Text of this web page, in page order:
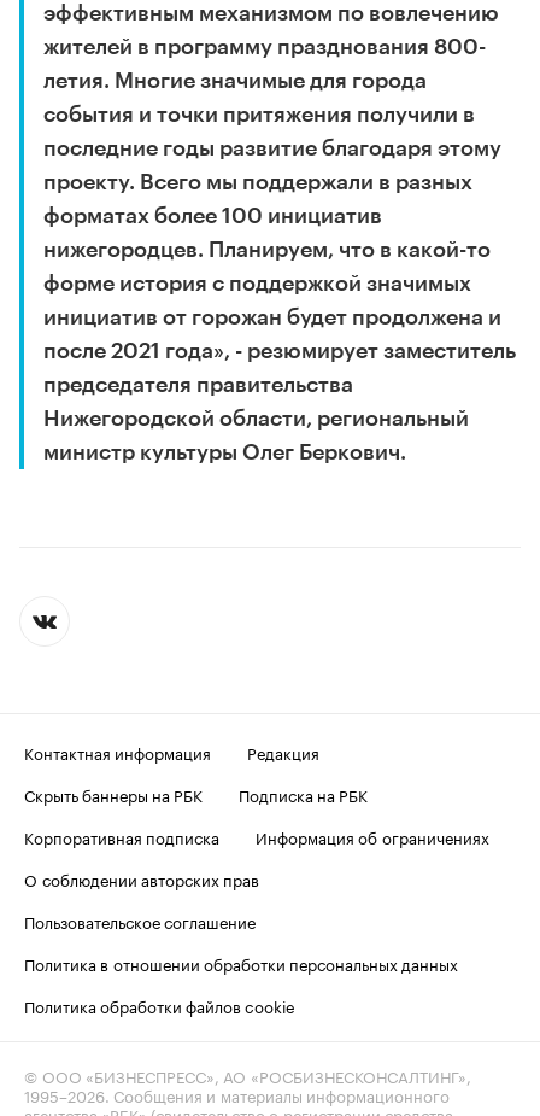
эффективным механизмом по вовлечению
жителей в программу празднования 800-
летия. Многие значимые для города
события и точки притяжения получили в
последние годы развитие благодаря этому
проекту. Всего мы поддержали в разных
форматах более 100 инициатив
нижегородцев. Планируем, что в какой-то
форме история с поддержкой значимых
инициатив от горожан будет продолжена и
после 2021 года», - резюмирует заместитель
председателя правительства
Нижегородской области, региональный
министр культуры Олег Беркович.
Контактная информация
Редакция
Скрыть баннеры на РБК
Подписка на РБК
Корпоративная подписка
Информация об ограничениях
О соблюдении авторских прав
Пользовательское соглашение
Политика в отношении обработки персональных данных
Политика обработки файлов cookie
© ООО «БИЗНЕСПРЕСС», АО «РОСБИЗНЕСКОНСАЛТИНГ»,
1995–2026 . Сообщения и материалы информационного